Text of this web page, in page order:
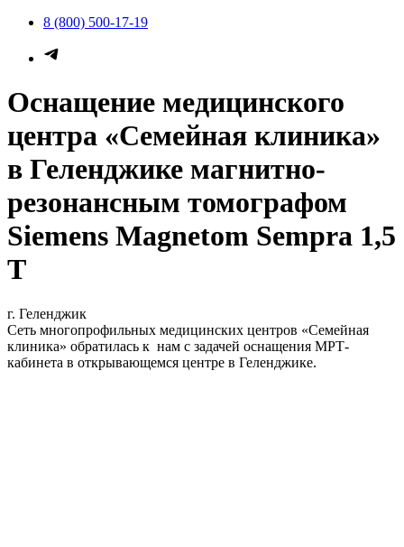
8 (800) 500-17-19
Оснащение медицинского
центра «Семейная клиника»
в Геленджике магнитно-
резонансным томографом
Siemens Magnetom Sempra 1,5
Т
г. Геленджик
Сеть многопрофильных медицинских центров «Семейная
клиника» обратилась к нам с задачей оснащения МРТ-
кабинета в открывающемся центре в Геленджике.